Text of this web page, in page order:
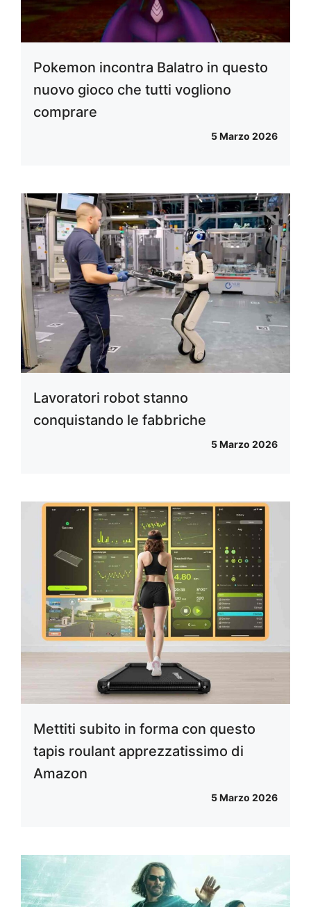
Pokemon incontra Balatro in questo
nuovo gioco che tutti vogliono
comprare
5 Marzo 2026
Lavoratori robot stanno
conquistando le fabbriche
5 Marzo 2026
Mettiti subito in forma con questo
tapis roulant apprezzatissimo di
Amazon
5 Marzo 2026